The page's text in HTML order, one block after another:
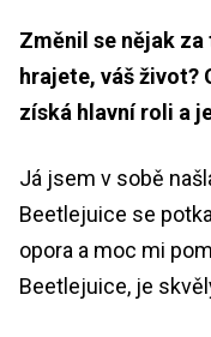
Změnil se nějak
hrajete, váš život?
získá hlavní roli a
Já jsem v sobě
Beetlejuice se
opora a moc mi
Beetlejuice, je